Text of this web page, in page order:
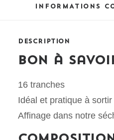
INFORMATIONS
DESCRIPTION
Bon à
16 tranches
Idéal et pratique à sortir
Affinage dans notre